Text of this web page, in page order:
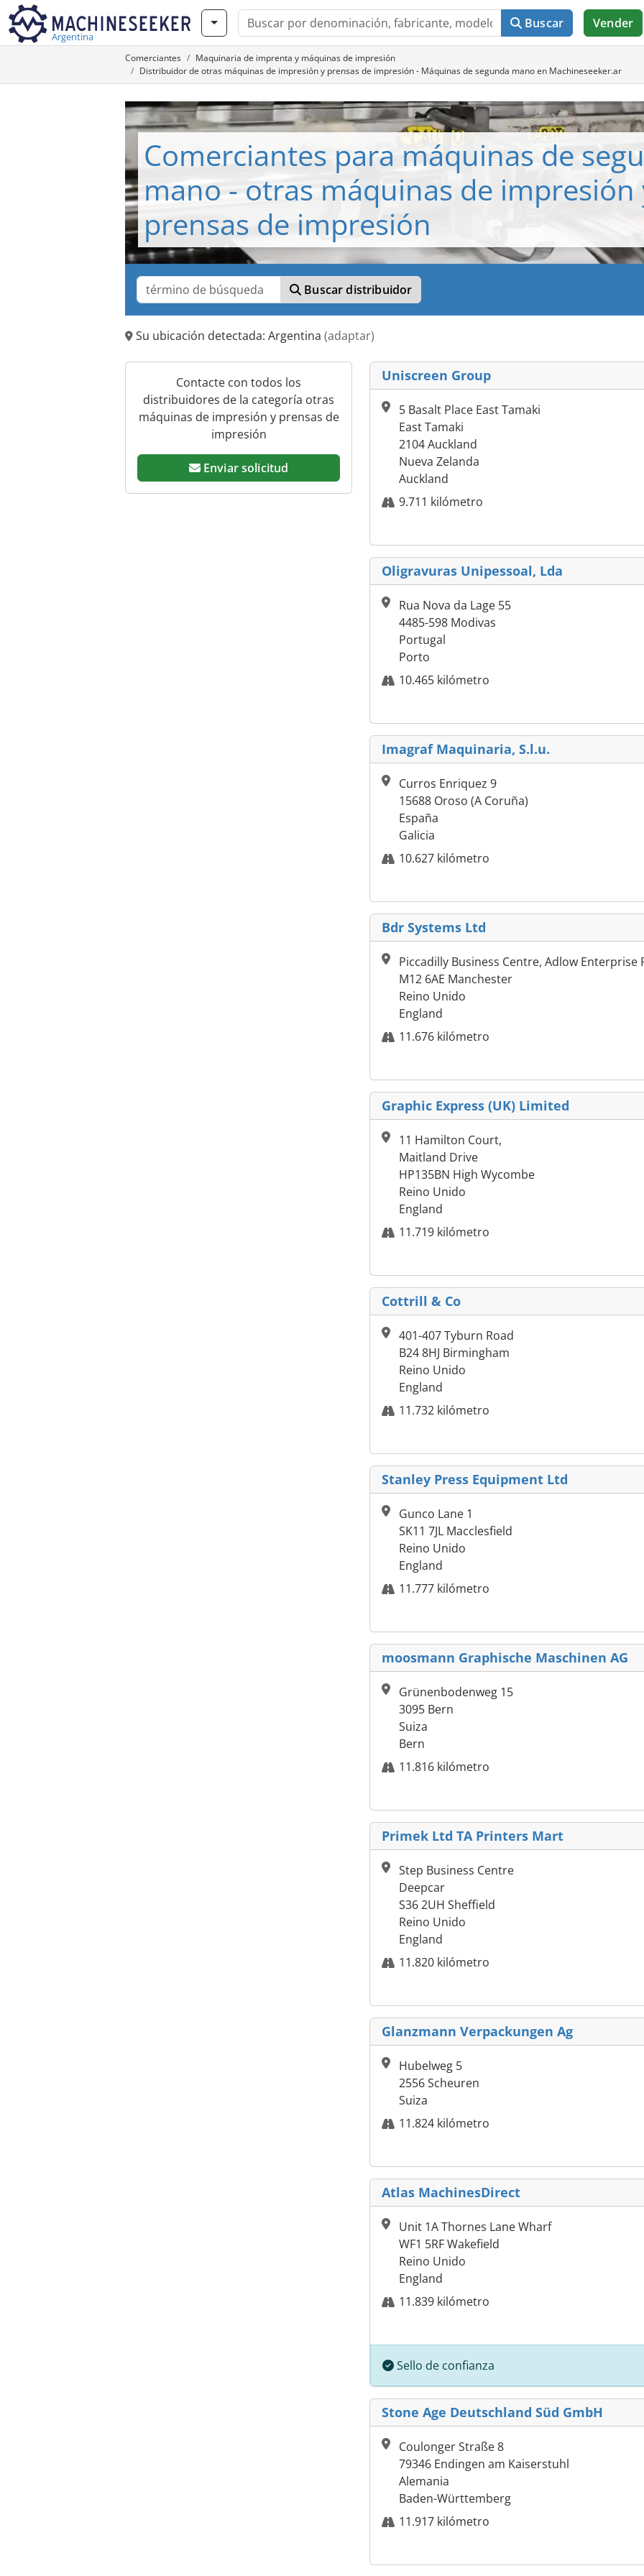
Argentina
Buscar Vender
Comerciantes
Maquinaria de imprenta y máquinas de impresión
Distribuidor de otras máquinas de impresión y prensas de impresión - Máquinas de segunda mano en Machineseeker.ar
Comerciantes para máquinas de
mano - otras máquinas de impresión
prensas de impresión
Buscar distribuidor
Su ubicación detectada: Argentina (adaptar)
Contacte con todos los
distribuidores de la categoría otras
máquinas de impresión y prensas de
impresión
Enviar solicitud
Uniscreen Group
5 Basalt Place East Tamaki
East Tamaki
2104 Auckland
Nueva Zelanda
Auckland
9.711 kilómetro
Oligravuras Unipessoal, Lda
Rua Nova da Lage 55
4485-598 Modivas
Portugal
Porto
10.465 kilómetro
Imagraf Maquinaria, S.l.u.
Curros Enriquez 9
15688 Oroso (A Coruña)
España
Galicia
10.627 kilómetro
Bdr Systems Ltd
Piccadilly Business Centre, Adlow Enterprise
M12 6AE Manchester
Reino Unido
England
11.676 kilómetro
Graphic Express (UK) Limited
11 Hamilton Court,
Maitland Drive
HP135BN High Wycombe
Reino Unido
England
11.719 kilómetro
Cottrill & Co
401-407 Tyburn Road
B24 8HJ Birmingham
Reino Unido
England
11.732 kilómetro
Stanley Press Equipment Ltd
Gunco Lane 1
SK11 7JL Macclesfield
Reino Unido
England
11.777 kilómetro
moosmann Graphische Maschinen AG
Grünenbodenweg 15
3095 Bern
Suiza
Bern
11.816 kilómetro
Primek Ltd TA Printers Mart
Step Business Centre
Deepcar
S36 2UH Sheffield
Reino Unido
England
11.820 kilómetro
Glanzmann Verpackungen Ag
Hubelweg 5
2556 Scheuren
Suiza
11.824 kilómetro
Atlas MachinesDirect
Unit 1A Thornes Lane Wharf
WF1 5RF Wakefield
Reino Unido
England
11.839 kilómetro
Sello de confianza
Stone Age Deutschland Süd GmbH
Coulonger Straße 8
79346 Endingen am Kaiserstuhl
Alemania
Baden-Württemberg
11.917 kilómetro